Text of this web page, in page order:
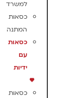
למשרד
כסאות
המתנה
כסאות
עם
ידיות
כסאות